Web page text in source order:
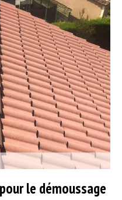
le démoussage